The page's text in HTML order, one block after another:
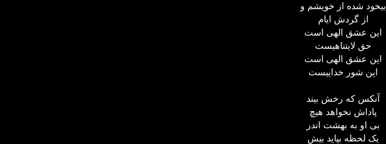
بیخود شده از خویشم و
از گردش ایام
این عشق الهی است
حق لایتناهیست
این عشق الهی است
این شور خداییست
آنکس که رخش بیند
پاداش نخواهد هیچ
بی او به بهشت اندر
یک لحظه بپاید بیش